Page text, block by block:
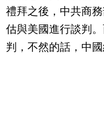
禮拜之後，中共商
估與美國進行談判
判，不然的話，中